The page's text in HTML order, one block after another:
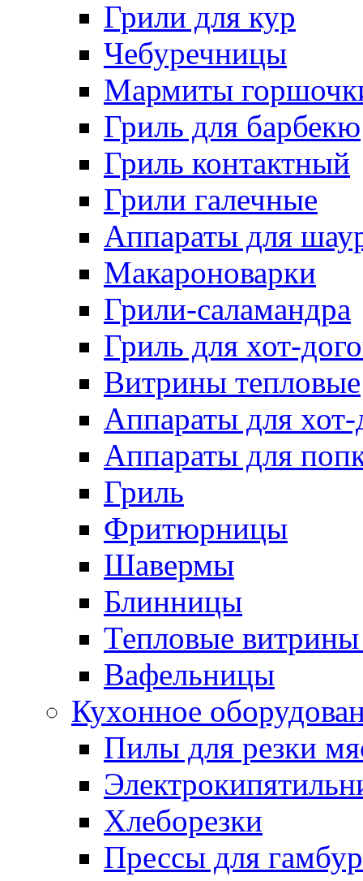
Грили для кур
Чебуречницы
Мармиты
Гриль для барбекю
Гриль контактный
Грили галечные
Аппараты для
Макароноварки
Грили-саламандра
Гриль для хот-
Витрины тепловые
Аппараты для хот-
Аппараты для
Гриль
Фритюрницы
Шавермы
Блинницы
Тепловые витрины
Вафельницы
Кухонное
Пилы для резки
Хлеборезки
Прессы для